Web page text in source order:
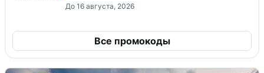
До 16 августа, 2026
Все промокоды